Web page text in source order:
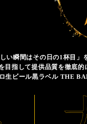
ンゲリオン』30th
黒ラベル 『THE STAR
になれ。」限定デザ
黒ラベル THE SHOP
黒ラベル THE BAR
黒ラベルが飲めるお店
い瞬間はその日の1杯目」
目指して提供品質を徹底的
生ビール黒ラベル THE